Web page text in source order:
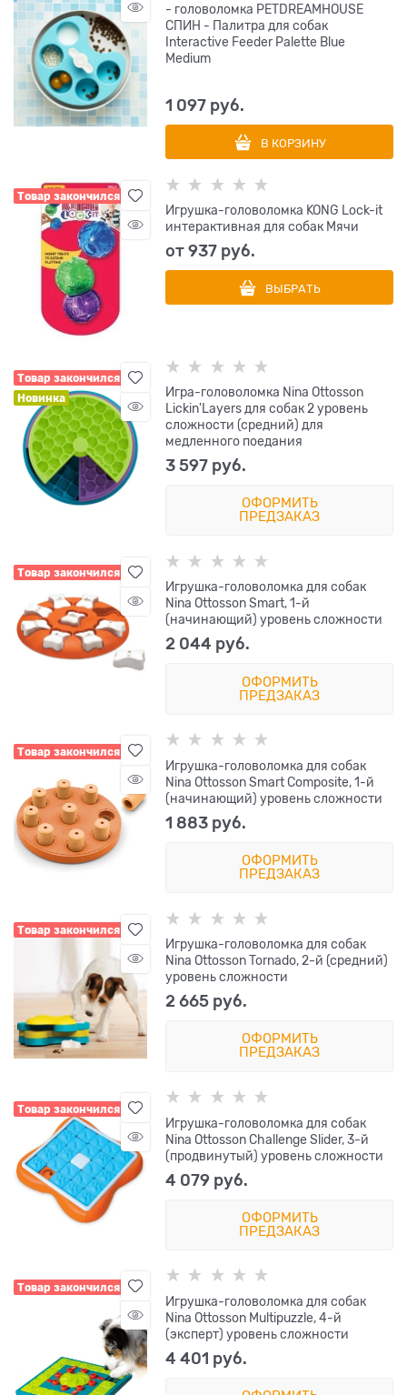
- головоломка PETDREAMHOUSE
СПИН - Палитра для собак
Interactive Feeder Palette Blue
Medium
1 097 руб.
В КОРЗИНУ
Товар закончился
Игрушка-головоломка KONG Lock-it
интерактивная для собак Мячи
от937 руб.
ВЫБРАТЬ
Товар закончился
Новинка
Игра-головоломка Nina Ottosson
Lickin'Layers для собак 2 уровень
сложности (средний) для
медленного поедания
3 597 руб.
ОФОРМИТЬ
ПРЕДЗАКАЗ
Товар закончился
Игрушка-головоломка для собак
Nina Ottosson Smart, 1-й
(начинающий) уровень сложности
2 044 руб.
ОФОРМИТЬ
ПРЕДЗАКАЗ
Товар закончился
Игрушка-головоломка для собак
Nina Ottosson Smart Composite, 1-й
(начинающий) уровень сложности
1 883 руб.
ОФОРМИТЬ
ПРЕДЗАКАЗ
Товар закончился
Игрушка-головоломка для собак
Nina Ottosson Tornado, 2-й (средний)
уровень сложности
2 665 руб.
ОФОРМИТЬ
ПРЕДЗАКАЗ
Товар закончился
Игрушка-головоломка для собак
Nina Ottosson Challenge Slider, 3-й
(продвинутый) уровень сложности
4 079 руб.
ОФОРМИТЬ
ПРЕДЗАКАЗ
Товар закончился
Игрушка-головоломка для собак
Nina Ottosson Multipuzzle, 4-й
(эксперт) уровень сложности
4 401 руб.